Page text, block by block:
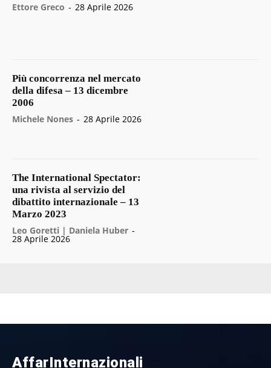
Ettore Greco - 28 Aprile 2026
Più concorrenza nel mercato
della difesa – 13 dicembre
2006
Michele Nones - 28 Aprile 2026
The International Spectator:
una rivista al servizio del
dibattito internazionale – 13
Marzo 2023
Leo Goretti | Daniela Huber -
28 Aprile 2026
AffarInternazionali